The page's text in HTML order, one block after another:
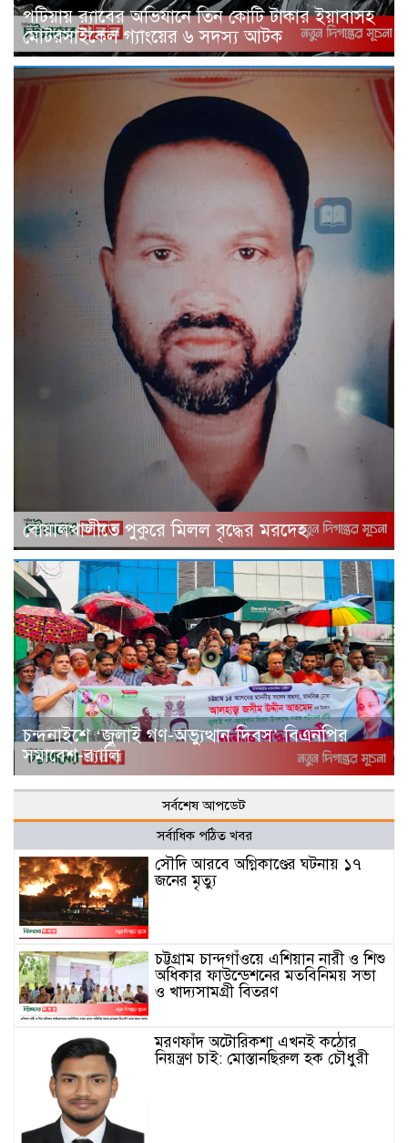
পটিয়ায় র‍্যাবের অভিযানে তিন কোটি টাকার ইয়াবাসহ
মোটরসাইকেল গ্যাংয়ের ৬ সদস্য আটক
বোয়ালখালীতে পুকুরে মিলল বৃদ্ধের মরদেহ
চন্দনাইশে ‘জুলাই গণ-অভ্যুত্থান দিবস’ বিএনপির
সমাবেশ-র‌্যালি
সর্বশেষ আপডেট
সর্বাধিক পঠিত খবর
সৌদি আরবে অগ্নিকাণ্ডের ঘটনায় ১৭
জনের মৃত্যু
চট্টগ্রাম চান্দগাঁওয়ে এশিয়ান নারী ও শিশু
অধিকার ফাউন্ডেশনের মতবিনিময় সভা
ও খাদ্যসামগ্রী বিতরণ
মরণফাঁদ অটোরিকশা এখনই কঠোর
নিয়ন্ত্রণ চাই: মোস্তানছিরুল হক চৌধুরী